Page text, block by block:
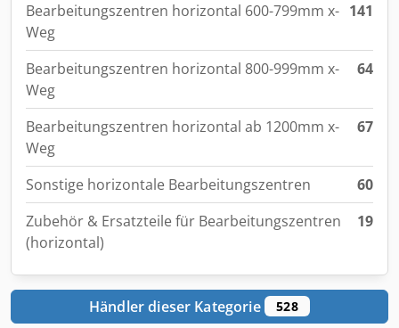
Bearbeitungszentren horizontal 600-799mm x-
Weg
141
Bearbeitungszentren horizontal 800-999mm x-
Weg
64
Bearbeitungszentren horizontal ab 1200mm x-
Weg
67
Sonstige horizontale Bearbeitungszentren
60
Zubehör & Ersatzteile für Bearbeitungszentren
(horizontal)
19
Händler dieser Kategorie 528